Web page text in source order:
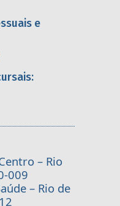
e
– Rio
009
– Rio de